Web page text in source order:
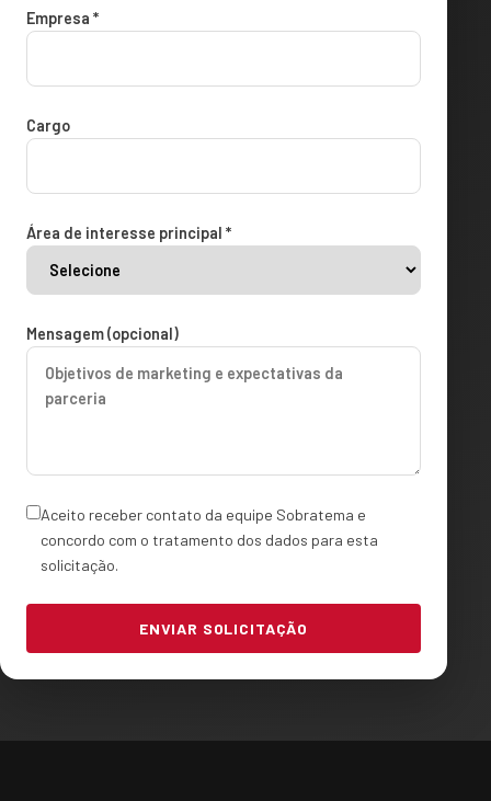
Empresa *
Cargo
Área de interesse principal *
Mensagem (opcional)
Aceito receber contato da equipe Sobratema e
concordo com o tratamento dos dados para esta
solicitação.
ENVIAR SOLICITAÇÃO